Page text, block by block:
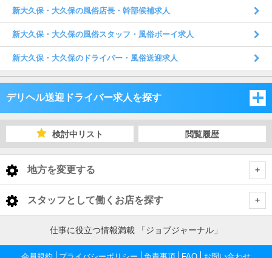
新大久保・大久保の風俗店長・幹部候補求人
新大久保・大久保の風俗スタッフ・風俗ボーイ求人
新大久保・大久保のドライバー・風俗送迎求人
デリヘル送迎ドライバー求人を探す
東京都
池袋・巣鴨・大塚 デリヘル送迎ドライバー
新宿・歌舞伎町・大久保・高田馬場
検討中リスト 閲覧履歴
地方を変更する
< 全国トップ
北海道 男性高収入
東北 男性高収入
スタッフとして働くお店を探す
東京都仕事に役立つ情報満載 「ジョブジャーナル」